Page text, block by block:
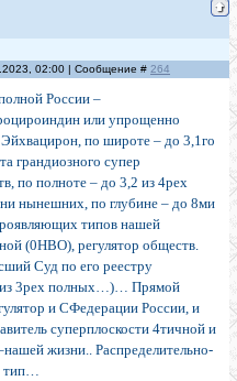
02:00 | Сообщение # 264
России –
или упрощенно
по широте – до 3,1го
грандиозного супер
по полноте – до 3,2 из 4рех
нынешних, по глубине – до 8ми
типов нашей
(0НВО), регулятор обществ.
Суд по его реестру
3рех полных…)… Прямой
и СФедерации России, и
суперплоскости 4тичной и
жизни.. Распределительно-
тип…